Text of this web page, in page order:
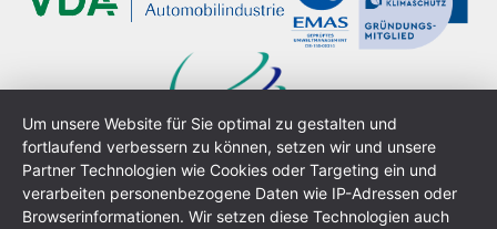
Um unsere Website für Sie optimal zu gestalten und
fortlaufend verbessern zu können, setzen wir und unsere
Partner Technologien wie Cookies oder Targeting ein und
verarbeiten personenbezogene Daten wie IP-Adressen oder
Browserinformationen. Wir setzen diese Technologien auch